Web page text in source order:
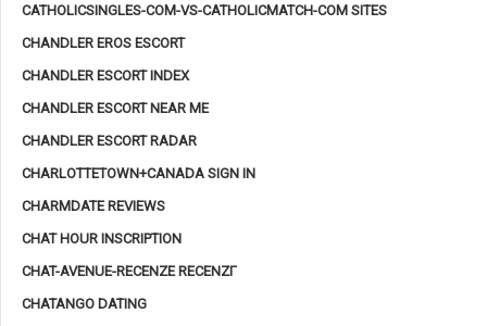
CATHOLICSINGLES-COM-VS-CATHOLICMATCH-COM SITES
CHANDLER EROS ESCORT
CHANDLER ESCORT INDEX
CHANDLER ESCORT NEAR ME
CHANDLER ESCORT RADAR
CHARLOTTETOWN+CANADA SIGN IN
CHARMDATE REVIEWS
CHAT HOUR INSCRIPTION
CHAT-AVENUE-RECENZE RECENZГ­
CHATANGO DATING